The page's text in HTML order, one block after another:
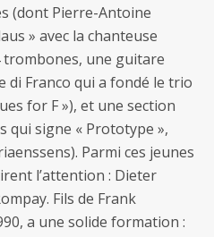
(dont Pierre-Antoine
» avec la chanteuse
trombones, une guitare
di Franco qui a fondé le trio
for F »), et une section
qui signe « Prototype »,
Parmi ces jeunes
l’attention : Dieter
Fils de Frank
a une solide formation :